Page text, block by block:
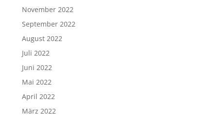
November 2022
September 2022
August 2022
Juli 2022
Juni 2022
Mai 2022
April 2022
März 2022